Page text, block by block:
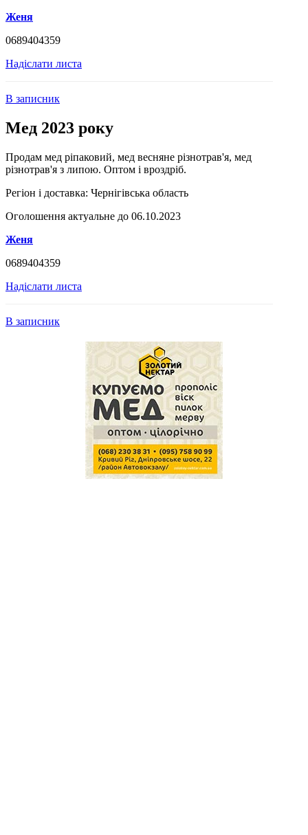
Женя
0689404359
Надіслати листа
В записник
Мед 2023 року
Продам мед ріпаковий, мед весняне різнотрав'я, мед
різнотрав'я з липою. Оптом і вроздріб.
Регіон і доставка: Чернігівська область
Оголошення актуальне до 06.10.2023
Женя
0689404359
Надіслати листа
В записник